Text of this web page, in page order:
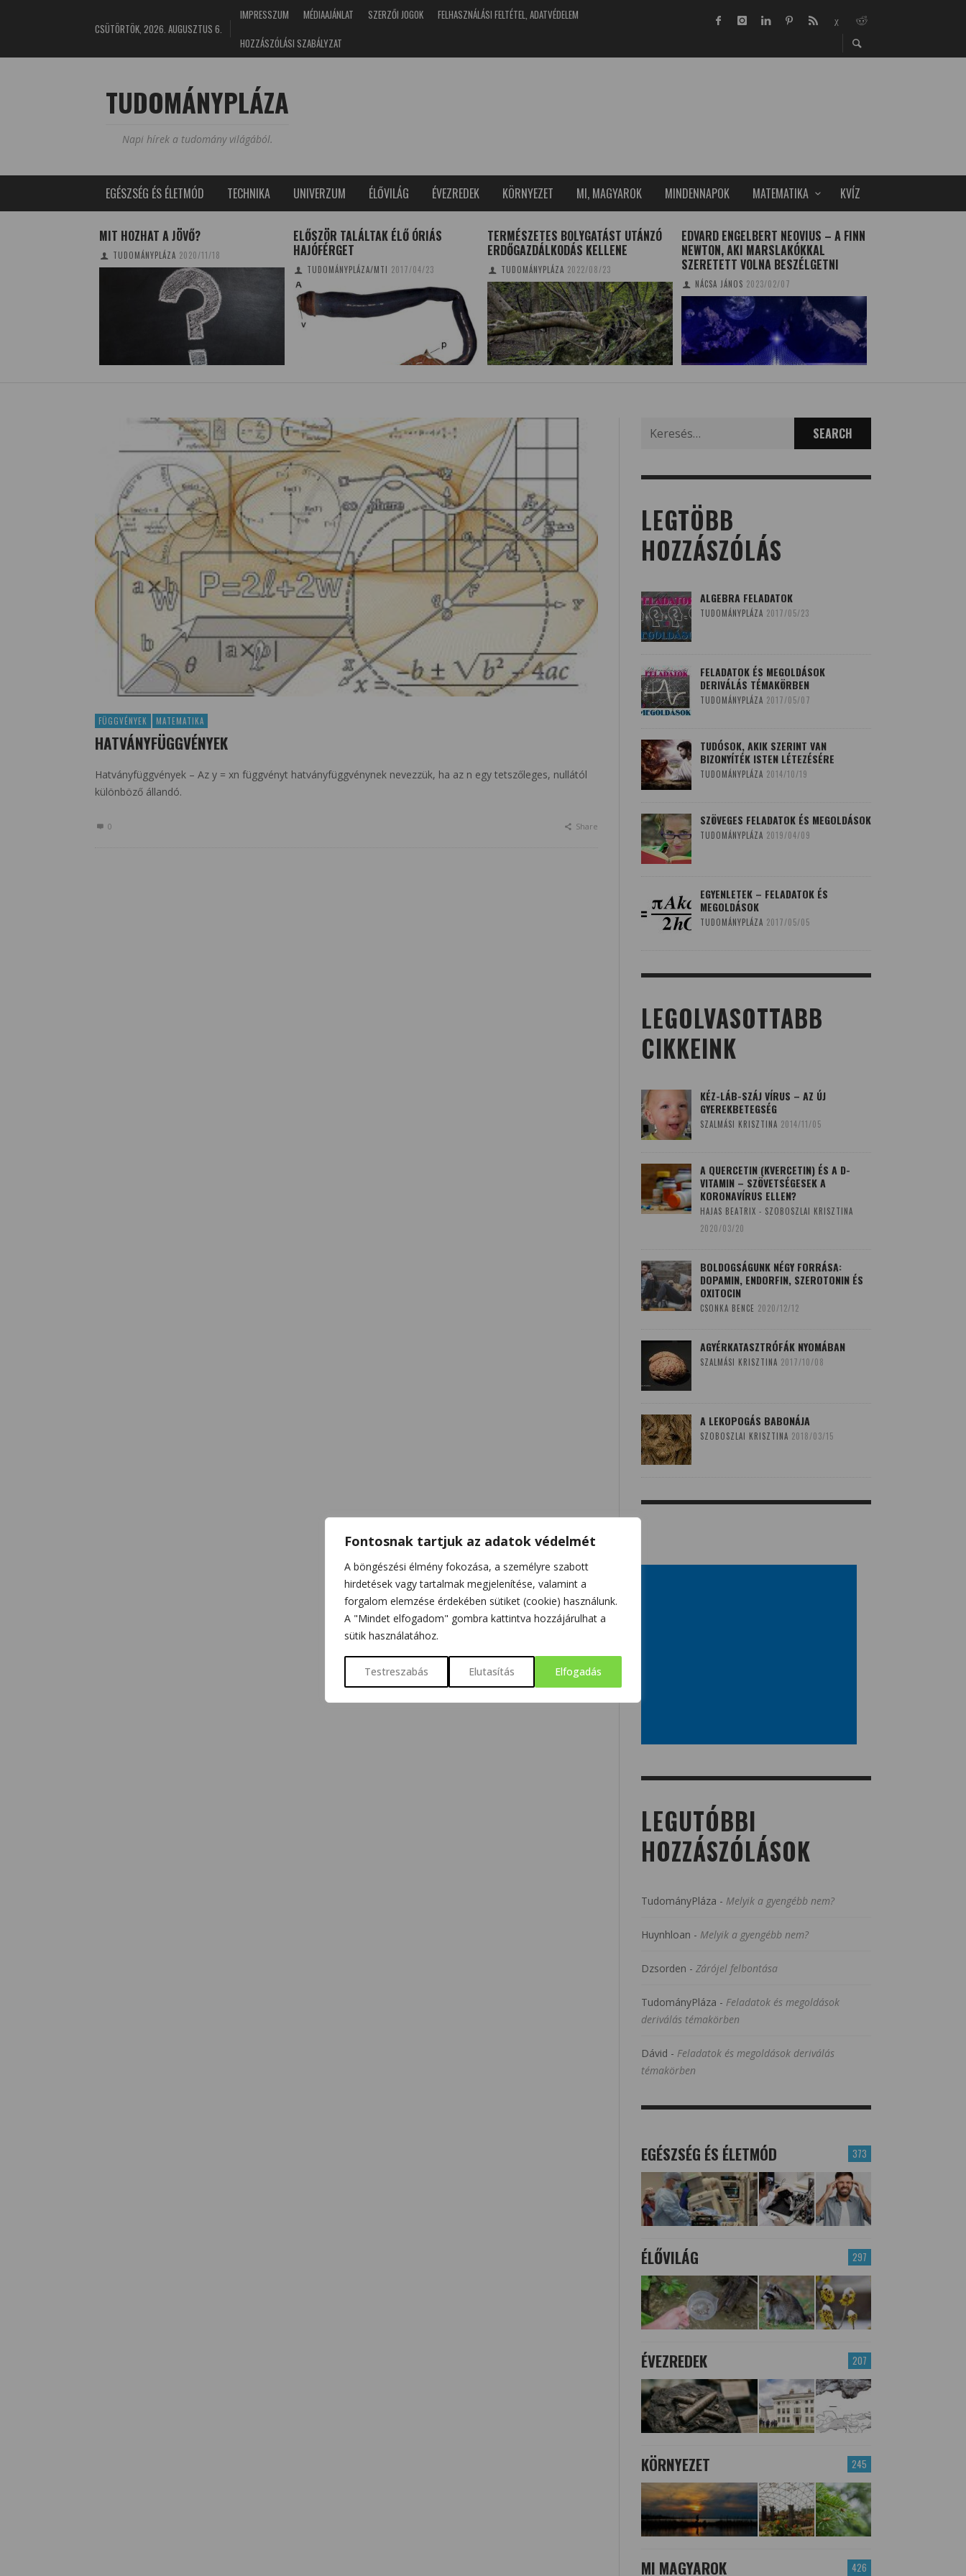
Fontosnak tartjuk az adatok védelmét
A böngészési élmény fokozása, a személyre szabott
hirdetések vagy tartalmak megjelenítése, valamint a
forgalom elemzése érdekében sütiket (cookie) használunk.
A "Mindet elfogadom" gombra kattintva hozzájárulhat a
sütik használatához.
Testreszabás Elutasítás Elfogadás
CSÜTÖRTÖK, 2026. AUGUSZTUS 6.
IMPRESSZUM MÉDIAAJÁNLAT SZERZŐI JOGOK
FELHASZNÁLÁSI FELTÉTEL, ADATVÉDELEM
HOZZÁSZÓLÁSI SZABÁLYZAT
TUDOMÁNYPLÁZA
Napi hírek a tudomány világából.
EGÉSZSÉG ÉS ÉLETMÓD TECHNIKA UNIVERZUM ÉLŐVILÁG ÉVEZREDEK KÖRNYEZET MI, MAGYAROK MINDENNAPOK MATEMATIKA KVÍZ
MIT HOZHAT A JÖVŐ?
TUDOMÁNYPLÁZA 2020/11/18
ELŐSZÖR TALÁLTAK ÉLŐ ÓRIÁS
HAJÓFÉRGET
TUDOMÁNYPLÁZA/MTI 2017/04/23
TERMÉSZETES BOLYGATÁST UTÁNZÓ
ERDŐGAZDÁLKODÁS KELLENE
TUDOMÁNYPLÁZA 2022/08/23
EDVARD ENGELBERT NEOVIUS – A FINN
NEWTON, AKI MARSLAKÓKKAL
SZERETETT VOLNA BESZÉLGETNI
NÁCSA JÁNOS 2023/02/07
FÜGGVÉNYEK MATEMATIKA
HATVÁNYFÜGGVÉNYEK
Hatványfüggvények – Az y = xn függvényt hatványfüggvénynek nevezzük, ha az n egy tetszőleges, nullától
különböző állandó.
0 Share
for:
LEGTÖBB
HOZZÁSZÓLÁS
ALGEBRA FELADATOK
TUDOMÁNYPLÁZA 2017/05/23
FELADATOK ÉS MEGOLDÁSOK
DERIVÁLÁS TÉMAKÖRBEN
TUDOMÁNYPLÁZA 2017/05/07
TUDÓSOK, AKIK SZERINT VAN
BIZONYÍTÉK ISTEN LÉTEZÉSÉRE
TUDOMÁNYPLÁZA 2014/10/19
SZÖVEGES FELADATOK ÉS MEGOLDÁSOK
TUDOMÁNYPLÁZA 2019/04/09
EGYENLETEK – FELADATOK ÉS
MEGOLDÁSOK
TUDOMÁNYPLÁZA 2017/05/05
LEGOLVASOTTABB
CIKKEINK
KÉZ-LÁB-SZÁJ VÍRUS – AZ ÚJ
GYEREKBETEGSÉG
SZALMÁSI KRISZTINA 2014/11/05
A QUERCETIN (KVERCETIN) ÉS A D-
VITAMIN – SZÖVETSÉGESEK A
KORONAVÍRUS ELLEN?
HAJAS BEATRIX - SZOBOSZLAI KRISZTINA
2020/03/20
BOLDOGSÁGUNK NÉGY FORRÁSA:
DOPAMIN, ENDORFIN, SZEROTONIN ÉS
OXITOCIN
CSONKA BENCE 2020/12/12
AGYÉRKATASZTRÓFÁK NYOMÁBAN
SZALMÁSI KRISZTINA 2017/10/08
A LEKOPOGÁS BABONÁJA
SZOBOSZLAI KRISZTINA 2018/03/15
LEGUTÓBBI
HOZZÁSZÓLÁSOK
TudományPláza - Melyik a gyengébb nem?
Huynhloan - Melyik a gyengébb nem?
Dzsorden - Zárójel felbontása
TudományPláza - Feladatok és megoldások
deriválás témakörben
Dávid - Feladatok és megoldások deriválás
témakörben
373
EGÉSZSÉG ÉS ÉLETMÓD
297
ÉLŐVILÁG
207
ÉVEZREDEK
245
KÖRNYEZET
426
MI MAGYAROK